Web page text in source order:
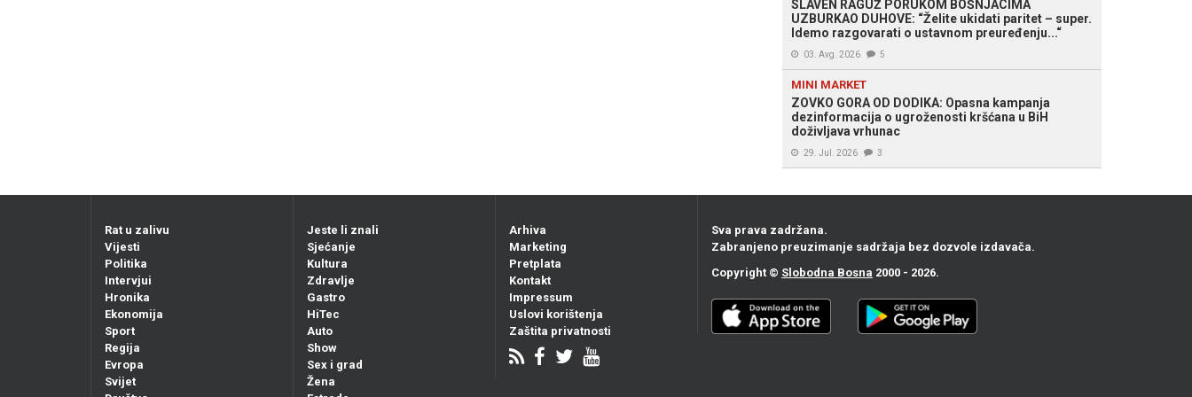
SLAVEN RAGUŽ PORUKOM BOŠNJACIMA
UZBURKAO DUHOVE: “Želite ukidati paritet – super.
Idemo razgovarati o ustavnom preuređenju...“
03. Avg. 2026 5
MINI MARKET
ZOVKO GORA OD DODIKA: Opasna kampanja
dezinformacija o ugroženosti kršćana u BiH
doživljava vrhunac
29. Jul. 2026 3
Rat u zalivu
Vijesti
Politika
Intervjui
Hronika
Ekonomija
Sport
Regija
Evropa
Svijet
Jeste li znali
Sjećanje
Kultura
Zdravlje
Gastro
HiTec
Auto
Show
Sex i grad
Žena
Arhiva
Marketing
Pretplata
Kontakt
Impressum
Uslovi korištenja
Zaštita privatnosti
Sva prava zadržana.
Zabranjeno preuzimanje sadržaja bez dozvole izdavača.
Copyright © Slobodna Bosna 2000 - 2026.